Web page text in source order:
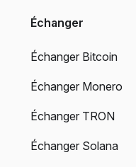
Échanger
Échanger Bitcoin
Échanger Monero
Échanger TRON
Échanger Solana